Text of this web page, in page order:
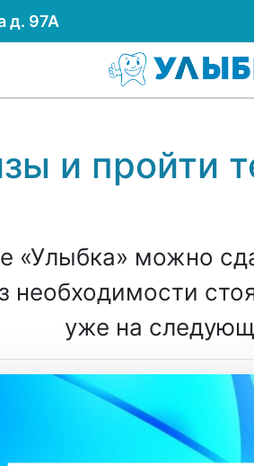
д. 97А
и пройти
«Улыбка» можно
необходимости
уже на